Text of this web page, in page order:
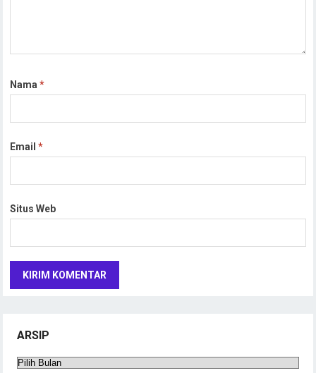
Nama*
Email*
Situs Web
ARSIP
Arsip